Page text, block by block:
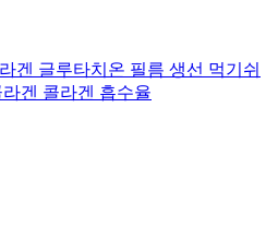
겐 글루타치온 필름 생선 먹기쉬
겐 콜라겐 흡수율